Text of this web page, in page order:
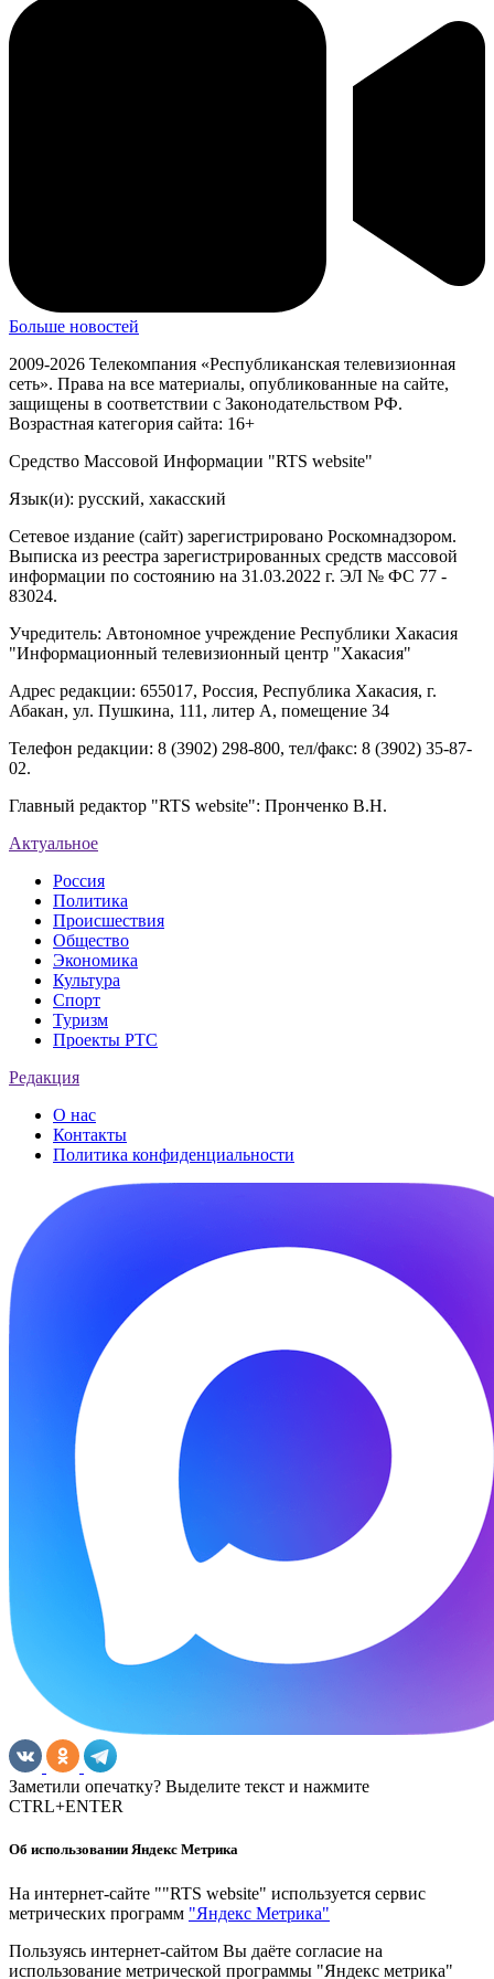
Больше новостей
2009-2026 Телекомпания «Республиканская телевизионная
сеть». Права на все материалы, опубликованные на сайте,
защищены в соответствии с Законодательством РФ.
Возрастная категория сайта: 16+
Средство Массовой Информации "RTS website"
Язык(и): русский, хакасский
Сетевое издание (сайт) зарегистрировано Роскомнадзором.
Выписка из реестра зарегистрированных средств массовой
информации по состоянию на 31.03.2022 г. ЭЛ № ФС 77 -
83024.
Учредитель: Автономное учреждение Республики Хакасия
"Информационный телевизионный центр "Хакасия"
Адрес редакции: 655017, Россия, Республика Хакасия, г.
Абакан, ул. Пушкина, 111, литер А, помещение 34
Телефон редакции: 8 (3902) 298-800, тел/факс: 8 (3902) 35-87-
02.
Главный редактор "RTS website": Пронченко В.Н.
Актуальное
Россия
Политика
Происшествия
Общество
Экономика
Культура
Спорт
Туризм
Проекты РТС
Редакция
О нас
Контакты
Политика конфиденциальности
Заметили опечатку? Выделите текст и нажмите
CTRL+ENTER
Об использовании Яндекс Метрика
На интернет-сайте ""RTS website" используется сервис
метрических программ "Яндекс Метрика"
Пользуясь интернет-сайтом Вы даёте согласие на
использование метрической программы "Яндекс метрика"